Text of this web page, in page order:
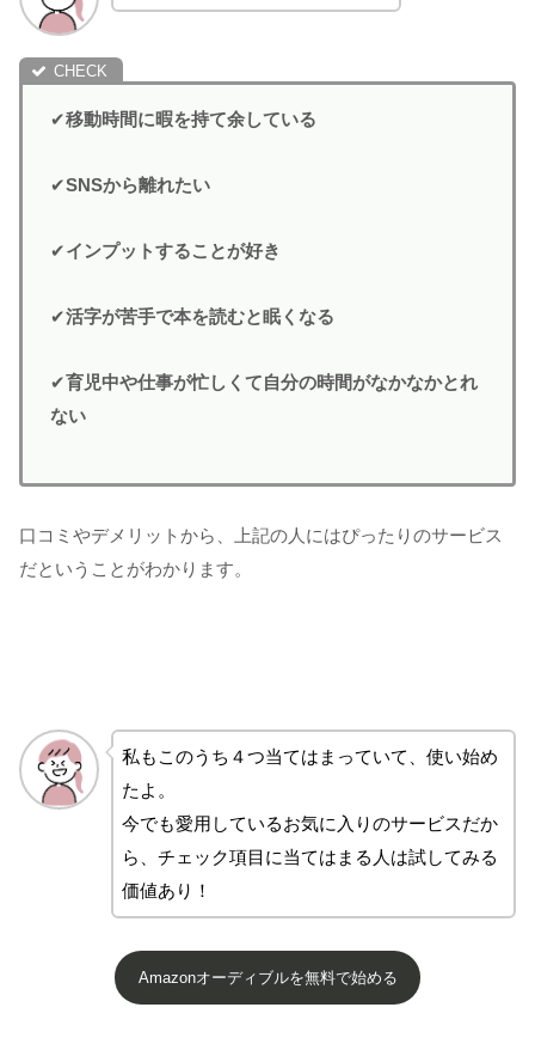
✔移動時間に暇を持て余している
✔SNSから離れたい
✔インプットすることが好き
✔活字が苦手で本を読むと眠くなる
✔育児中や仕事が忙しくて自分の時間がなかなかとれ
ない
口コミやデメリットから、上記の人にはぴったりのサービス
だということがわかります。
私もこのうち４つ当てはまっていて、使い始め
たよ。
今でも愛用しているお気に入りのサービスだか
ら、チェック項目に当てはまる人は試してみる
価値あり！
Amazonオーディブルを無料で始める